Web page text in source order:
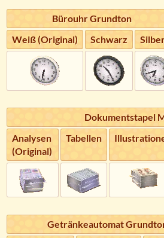
Bürouhr Grundton
Weiß (Original)
Schwarz
Dokumentstapel
Analysen
(Original)
Tabellen
Getränkeautomat